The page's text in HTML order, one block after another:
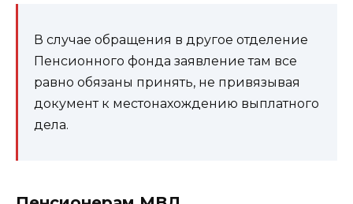
В случае обращения в другое отделение
Пенсионного фонда заявление там все
равно обязаны принять, не привязывая
документ к местонахождению выплатного
дела.